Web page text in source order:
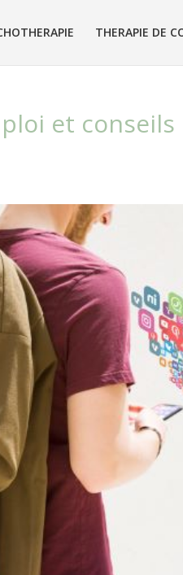
THERAPIE DE
et conseils